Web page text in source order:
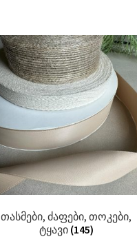
თასმები, ძაფები, თოკები,
ტყავი (145)